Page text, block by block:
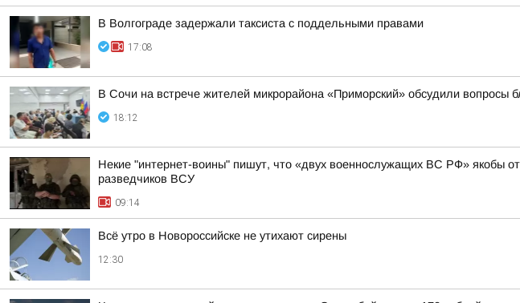
В Волгограде задержали таксиста с поддельными правами
17:08
В Сочи на встрече жителей микрорайона «Приморский» обсудили вопросы
18:12
Некие "интернет-воины" пишут, что «двух военнослужащих ВС РФ» якобы
разведчиков ВСУ
09:14
Всё утро в Новороссийске не утихают сирены
12:30